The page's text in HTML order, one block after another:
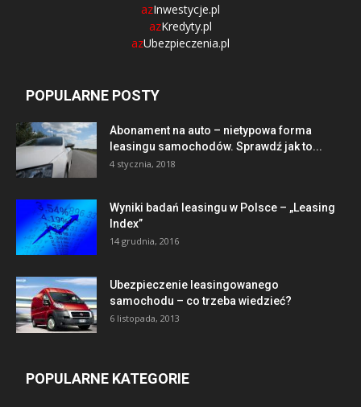
azInwestycje.pl
azKredyty.pl
azUbezpieczenia.pl
POPULARNE POSTY
Abonament na auto – nietypowa forma
leasingu samochodów. Sprawdź jak to...
4 stycznia, 2018
Wyniki badań leasingu w Polsce – „Leasing
Index”
14 grudnia, 2016
Ubezpieczenie leasingowanego
samochodu – co trzeba wiedzieć?
6 listopada, 2013
POPULARNE KATEGORIE